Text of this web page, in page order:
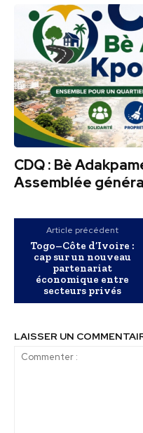
CDQ : Bè
Assemblée
Article précédent
Togo–Côte d’Ivoire :
cap sur un nouveau
partenariat
économique entre
secteurs privés
LAISSER UN